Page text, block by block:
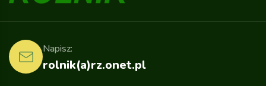
rolnik(a)rz.onet.pl
Napisz: